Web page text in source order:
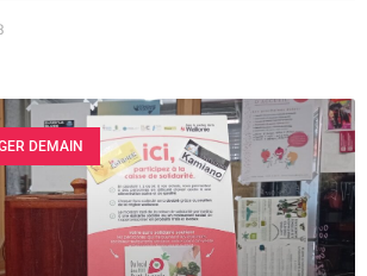
DEMAIN